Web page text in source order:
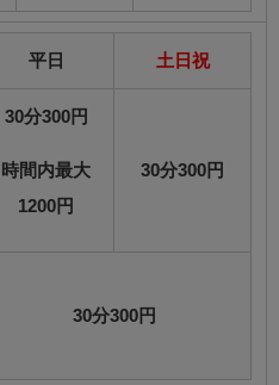
平日 土日祝
30分300円
時間内最大
1200円
30分300円
30分300円